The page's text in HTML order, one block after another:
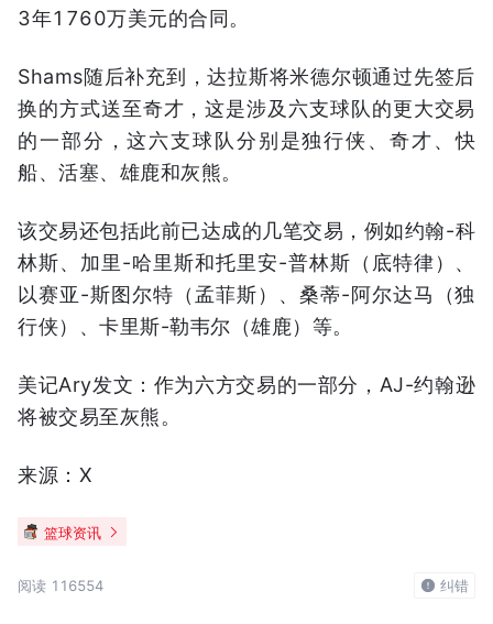
3年1760万美元的合同。
Shams随后补充到，达拉斯将米德尔顿通过先签后
换的方式送至奇才，这是涉及六支球队的更大交易
的一部分，这六支球队分别是独行侠、奇才、快
船、活塞、雄鹿和灰熊。
该交易还包括此前已达成的几笔交易，例如约翰-科
林斯、加里-哈里斯和托里安-普林斯（底特律）、
以赛亚-斯图尔特（孟菲斯）、桑蒂-阿尔达马（独
行侠）、卡里斯-勒韦尔（雄鹿）等。
美记Ary发文：作为六方交易的一部分，AJ-约翰逊
将被交易至灰熊。
来源：X
篮球资讯
阅读 116554 纠错